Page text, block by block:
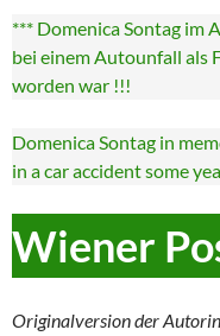
*** Domenica Sontag im
bei einem Autounfall als
worden war !!!
Domenica Sontag in
in a car accident some
Wiener
Originalversion der Autorin